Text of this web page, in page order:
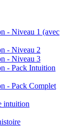
- Niveau 1 (avec
- Niveau 2
- Niveau 3
- Pack Intuition
- Pack Complet
intuition